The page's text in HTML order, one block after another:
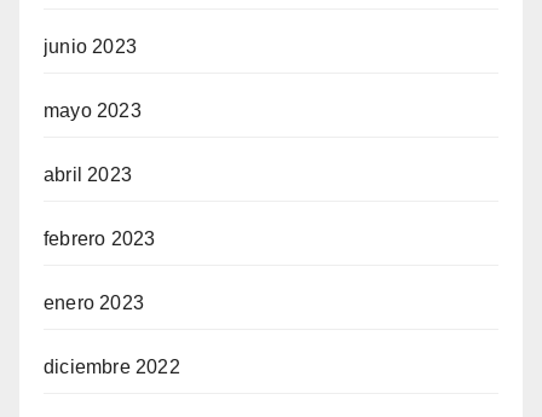
junio 2023
mayo 2023
abril 2023
febrero 2023
enero 2023
diciembre 2022